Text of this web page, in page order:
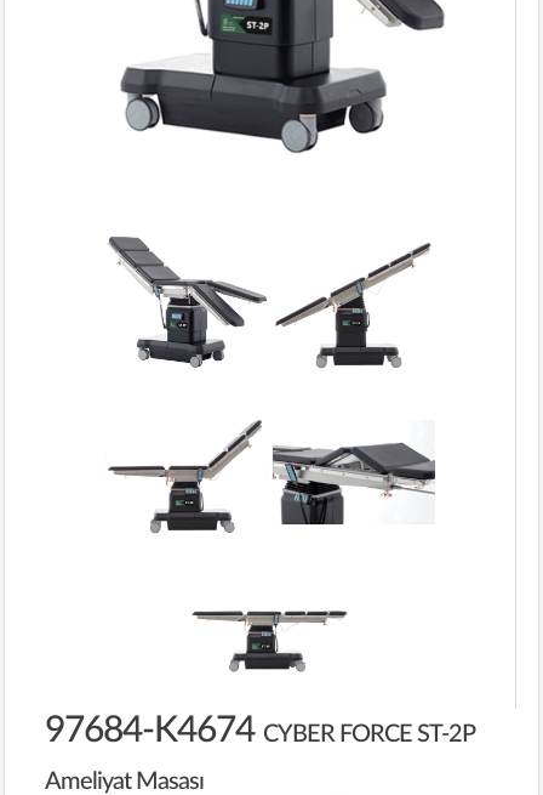
97684-K4674 CYBER FORCE ST-2P
Ameliyat Masası